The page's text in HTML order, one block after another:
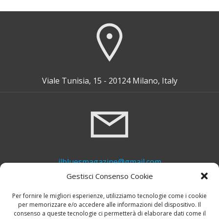
Gestisci Consenso Cookie
Per fornire le migliori esperienze, utilizziamo tecnologie come i cookie
per memorizzare e/o accedere alle informazioni del dispositivo. Il
consenso a queste tecnologie ci permetterà di elaborare dati come il
Viale Tunisia, 15 - 20124 Milano, Italy
ilbluesmagazine@gmail.com